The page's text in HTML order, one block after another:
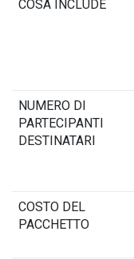
COSA INCLUDE
NUMERO DI
PARTECIPANTI
DESTINATARI
COSTO DEL
PACCHETTO